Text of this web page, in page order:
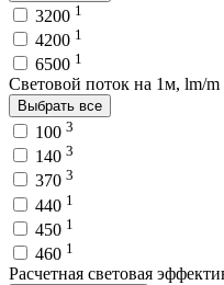
3200 1
4200 1
6500 1
Световой поток на 1м, lm/m
Выбрать все
100 3
140 3
370 3
440 1
450 1
460 1
Расчетная световая